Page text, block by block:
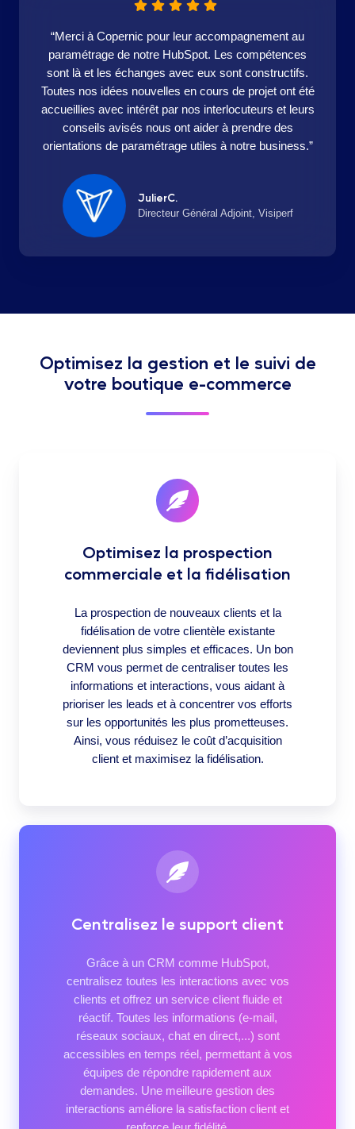
“Merci à Copernic pour leur accompagnement au
paramétrage de notre HubSpot. Les compétences
sont là et les échanges avec eux sont constructifs.
Toutes nos idées nouvelles en cours de projet ont été
accueillies avec intérêt par nos interlocuteurs et leurs
conseils avisés nous ont aider à prendre des
orientations de paramétrage utiles à notre business.”
JulierC.
Directeur Général Adjoint, Visiperf
Optimisez la gestion et le suivi de
votre boutique e-commerce
Optimisez la prospection
commerciale et la fidélisation
La prospection de nouveaux clients et la
fidélisation de votre clientèle existante
deviennent plus simples et efficaces. Un bon
CRM vous permet de centraliser toutes les
informations et interactions, vous aidant à
prioriser les leads et à concentrer vos efforts
sur les opportunités les plus prometteuses.
Ainsi, vous réduisez le coût d’acquisition
client et maximisez la fidélisation.
Centralisez le support client
Grâce à un CRM comme HubSpot,
centralisez toutes les interactions avec vos
clients et offrez un service client fluide et
réactif. Toutes les informations (e-mail,
réseaux sociaux, chat en direct,...) sont
accessibles en temps réel, permettant à vos
équipes de répondre rapidement aux
demandes. Une meilleure gestion des
interactions améliore la satisfaction client et